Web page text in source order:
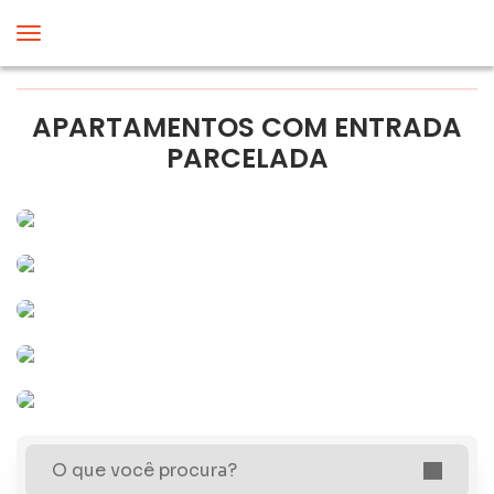
APARTAMENTOS COM ENTRADA
PARCELADA
O que você procura?